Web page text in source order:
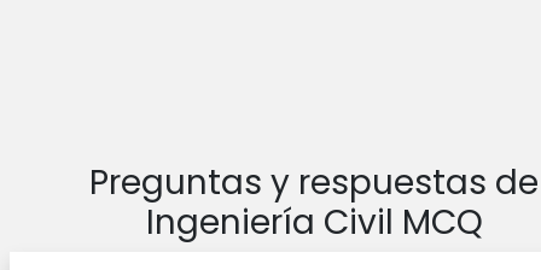
Preguntas y respuestas de
Ingeniería Civil MCQ